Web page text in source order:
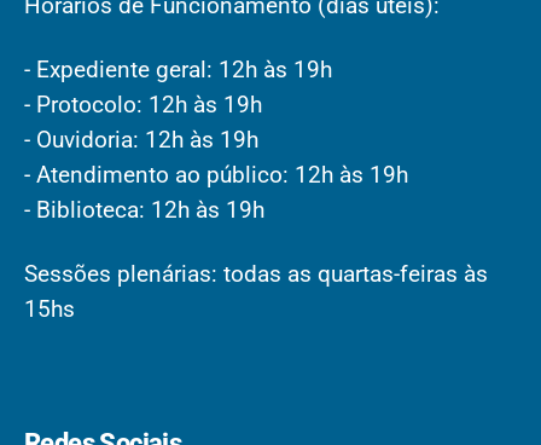
Horários de Funcionamento (dias úteis):
- Expediente geral: 12h às 19h
- Protocolo: 12h às 19h
- Ouvidoria: 12h às 19h
- Atendimento ao público: 12h às 19h
- Biblioteca: 12h às 19h
Sessões plenárias: todas as quartas-feiras às
15hs